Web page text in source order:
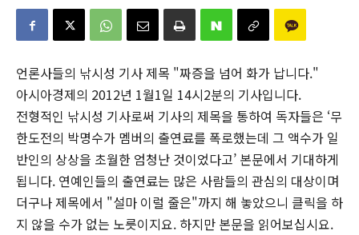
언론사들의 낚시성 기사 제목 "짜증을 넘어 화가 납니다."
아시아경제의 2012년 1월1일 14시2분의 기사입니다.
전형적인 낚시성 기사로써 기사의 제목을 통하여 독자들은 ‘무
한도전의 박명수가 멤버의 출연료를 폭로했는데 그 액수가 일
반인의 상상을 초월한 엄청난 것이었다고’ 본문에서 기대하게
됩니다. 연예인들의 출연료는 많은 사람들의 관심의 대상이며
더구나 제목에서 "설마 이럴 줄은"까지 해 놓았으니 클릭을 하
지 않을 수가 없는 노릇이지요. 하지만 본문을 읽어보십시요.